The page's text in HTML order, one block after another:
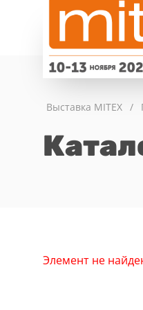
Выставка MITEX /
Элемент не